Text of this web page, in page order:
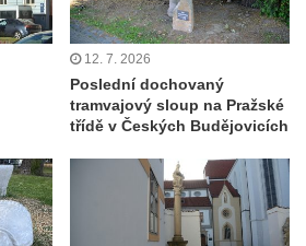
12. 7. 2026
Poslední dochovaný
tramvajový sloup na Pražské
třídě v Českých Budějovicích